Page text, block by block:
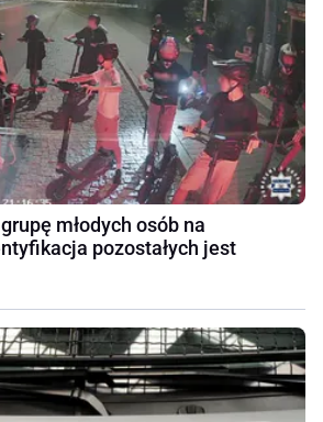
młodych osób na
pozostałych jest